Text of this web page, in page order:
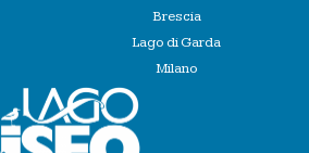
Brescia
Lago di Garda
Milano